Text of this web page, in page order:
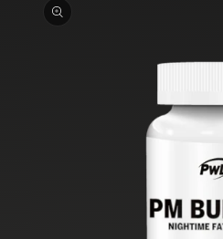
información
del producto